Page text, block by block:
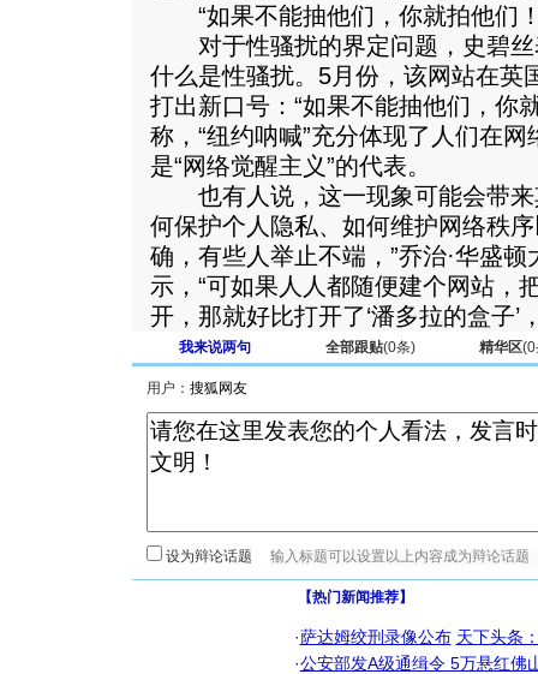
“如果不能抽他们，你就拍他们
对于性骚扰的界定问题，史碧丝
什么是性骚扰。5月份，该网站在英
打出新口号：“如果不能抽他们，你
称，“纽约呐喊”充分体现了人们在
是“网络觉醒主义”的代表。
也有人说，这一现象可能会带来
何保护个人隐私、如何维护网络秩
确，有些人举止不端，”乔治·华盛
示，“可如果人人都随便建个网站，
开，那就好比打开了‘潘多拉的盒子’
我来说两句 全部跟贴(0条) 精华区(0
用户：
设为辩论话题
【热门新闻推荐】
·萨达姆绞刑录像公布 天下头条
·公安部发A级通缉令 5万悬红佛